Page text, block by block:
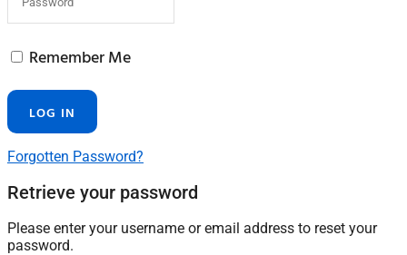
Remember Me
Forgotten Password?
Retrieve your password
Please enter your username or email address to reset your
password.